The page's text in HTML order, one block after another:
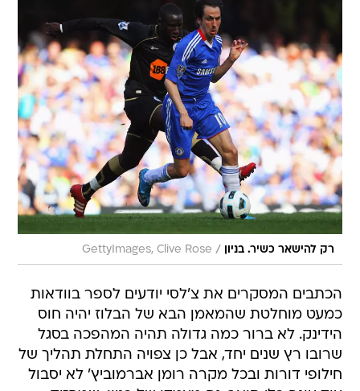
רק להישאר כשיר. בניון /
GettyImages, Clive Rose
הכתבים המסקרים את צ'לסי יודעים לספר בוודאות
כמעט מוחלטת שהמאמן הבא של הבלוז יהיה חוס
הידינק. לא ברור כמה גדולה תהיה המהפכה בסגל
שרובו רץ שנים יחד, אבל כן צפויה התחלת תהליך של
חילופי דורות ובכל מקרה רומן אברמוביץ' לא יסבול